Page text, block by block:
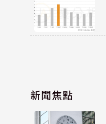
新聞焦點